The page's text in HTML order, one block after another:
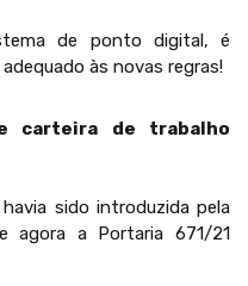
de ponto digital, é
às novas regras!
carteira de trabalho
sido introduzida pela
agora a Portaria 671/21